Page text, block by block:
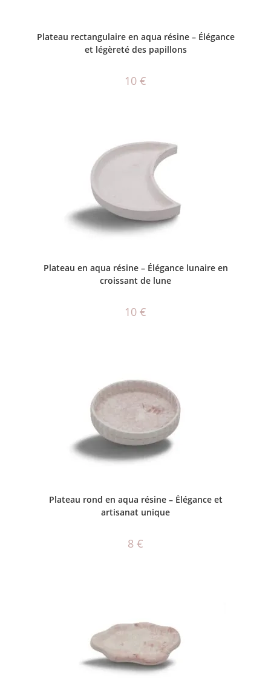
Plateau rectangulaire en aqua résine – Élégance
et légèreté des papillons
10 €
AJOUTER AU PANIER
Plateau en aqua résine – Élégance lunaire en
croissant de lune
10 €
Plateau rond en aqua résine – Élégance et
artisanat unique
8 €